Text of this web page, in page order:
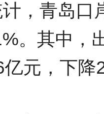
，青岛口
。其中，
元，下降